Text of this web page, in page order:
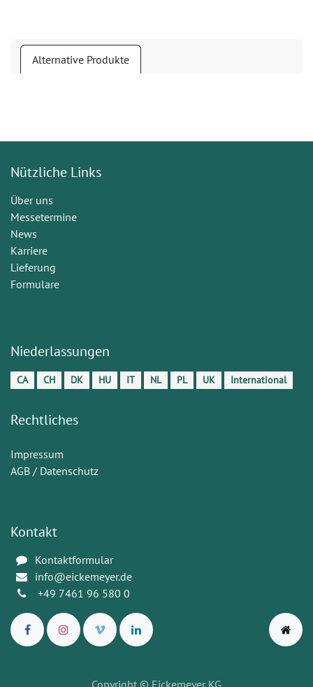
Alternative Produkte
Nützliche Links
Über uns
Messetermine
News
Karriere
Lieferung
Formulare
Niederlassungen
CA CH DK HU IT NL PL UK International
Rechtliches
Impressum
AGB / Datenschutz
Kontakt
Kontaktformular
info@eickemeyer.de
+49 7461 96 580 0
Copyright © Eickemeyer KG